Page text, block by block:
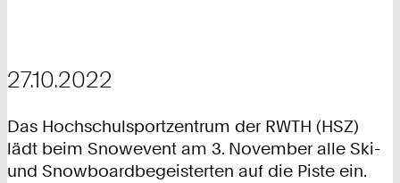
27.10.2022
Das Hochschulsportzentrum der RWTH (HSZ)
lädt beim Snowevent am 3. November alle Ski-
und Snowboardbegeisterten auf die Piste ein.